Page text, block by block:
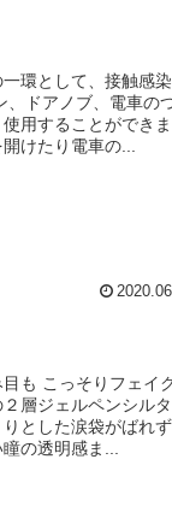
環として、接触感
ドアノブ、電車の
用することができま
けたり電車の...
も こっそりフェイ
層ジェルペンシル
とした涙袋がばれ
の透明感ま...